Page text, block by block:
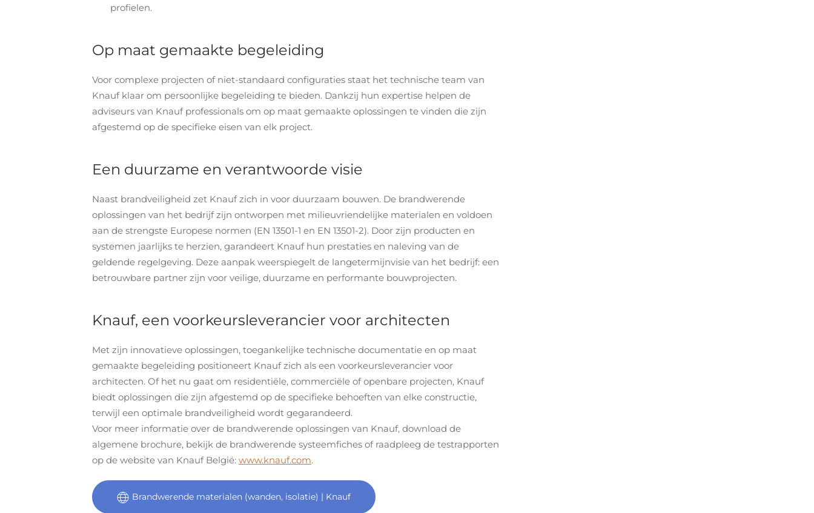
profielen.
Op maat gemaakte begeleiding
Voor complexe projecten of niet-standaard configuraties staat het technische team van
Knauf klaar om persoonlijke begeleiding te bieden. Dankzij hun expertise helpen de
adviseurs van Knauf professionals om op maat gemaakte oplossingen te vinden die zijn
afgestemd op de specifieke eisen van elk project.
Een duurzame en verantwoorde visie
Naast brandveiligheid zet Knauf zich in voor duurzaam bouwen. De brandwerende
oplossingen van het bedrijf zijn ontworpen met milieuvriendelijke materialen en voldoen
aan de strengste Europese normen (EN 13501-1 en EN 13501-2). Door zijn producten en
systemen jaarlijks te herzien, garandeert Knauf hun prestaties en naleving van de
geldende regelgeving. Deze aanpak weerspiegelt de langetermijnvisie van het bedrijf: een
betrouwbare partner zijn voor veilige, duurzame en performante bouwprojecten.
Knauf, een voorkeursleverancier voor architecten
Met zijn innovatieve oplossingen, toegankelijke technische documentatie en op maat
gemaakte begeleiding positioneert Knauf zich als een voorkeursleverancier voor
architecten. Of het nu gaat om residentiële, commerciële of openbare projecten, Knauf
biedt oplossingen die zijn afgestemd op de specifieke behoeften van elke constructie,
terwijl een optimale brandveiligheid wordt gegarandeerd.
Voor meer informatie over de brandwerende oplossingen van Knauf, download de
algemene brochure, bekijk de brandwerende systeemfiches of raadpleeg de testrapporten
op de website van Knauf België: www.knauf.com.
Brandwerende materialen (wanden, isolatie) | Knauf